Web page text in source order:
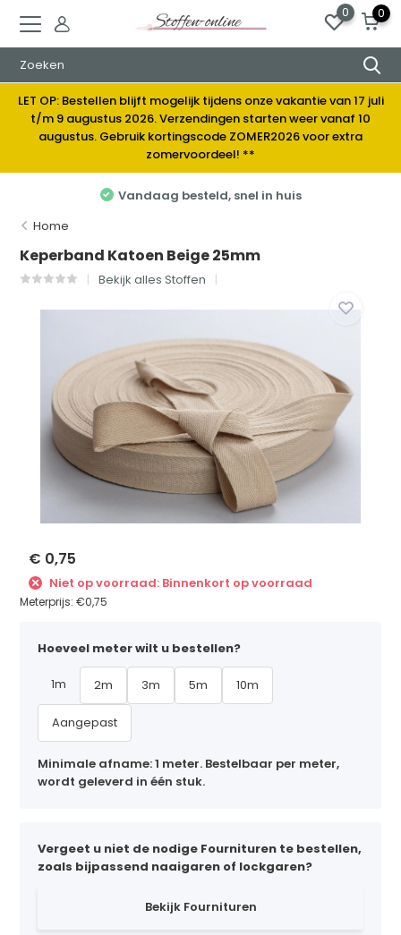
0 0
LET OP: Bestellen blijft mogelijk tijdens onze vakantie van 17 juli
t/m 9 augustus 2026. Verzendingen starten weer vanaf 10
augustus. Gebruik kortingscode ZOMER2026 voor extra
zomervoordeel! **
Vandaag besteld, snel in huis
Home
Keperband Katoen Beige 25mm
Bekijk alles Stoffen
€ 0,75
Niet op voorraad: Binnenkort op voorraad
Meterprijs:€0,75
Hoeveel meter wilt u bestellen?
1m 2m 3m 5m 10m
Aangepast
Minimale afname: 1 meter. Bestelbaar per meter,
wordt geleverd in één stuk.
Vergeet u niet de nodige Fournituren te bestellen,
zoals bijpassend naaigaren of lockgaren?
Bekijk Fournituren